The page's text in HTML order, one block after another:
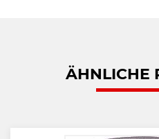
ÄHNLICHE